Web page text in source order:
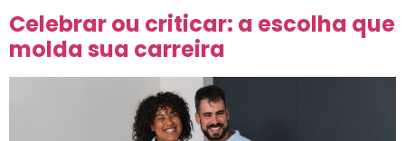
Celebrar ou criticar: a escolha que
molda sua carreira